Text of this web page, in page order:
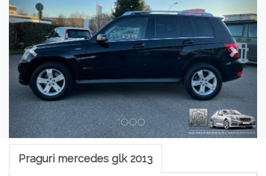
Praguri mercedes glk 2013